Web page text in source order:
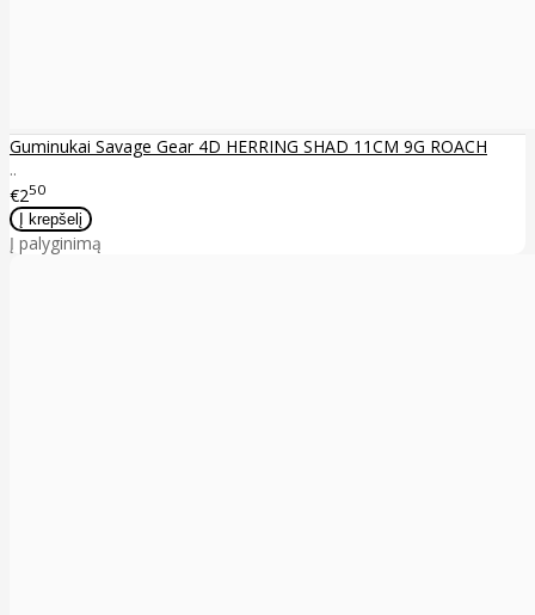
Guminukai Savage Gear 4D HERRING SHAD 11CM 9G ROACH
..
€250
Į palyginimą